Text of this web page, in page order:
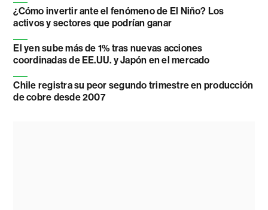
¿Cómo invertir ante el fenómeno de El Niño? Los
activos y sectores que podrían ganar
El yen sube más de 1% tras nuevas acciones
coordinadas de EE.UU. y Japón en el mercado
Chile registra su peor segundo trimestre en producción
de cobre desde 2007